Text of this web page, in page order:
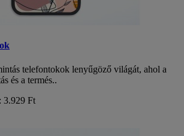
telefontokok lenyűgöző világát, ahol a
és a termés..
3.929 Ft